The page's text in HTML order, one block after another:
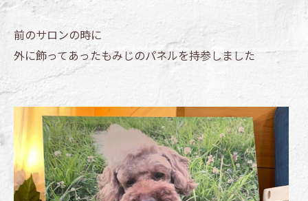
前のサロンの時に
外に飾ってあったもみじのパネルを持参しました